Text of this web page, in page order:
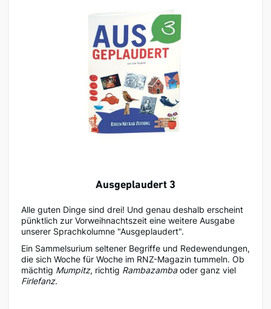
Ausgeplaudert 3
Alle guten Dinge sind drei! Und genau deshalb erscheint
pünktlich zur Vorweihnachtszeit eine weitere Ausgabe
unserer Sprachkolumne "Ausgeplaudert".
Ein Sammelsurium seltener Begriffe und Redewendungen,
die sich Woche für Woche im RNZ-Magazin tummeln. Ob
mächtig Mumpitz, richtig Rambazambaoder ganz viel
Firlefanz.